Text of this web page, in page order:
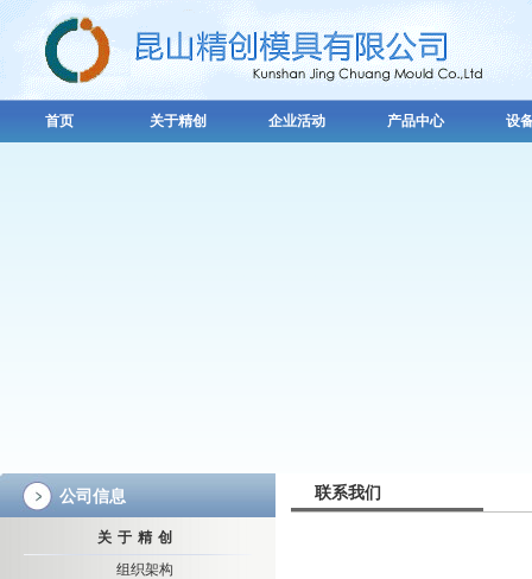
首页 关于精创 企业活动 产品中心 设
公司信息
关于精创
组织架构
联系我们